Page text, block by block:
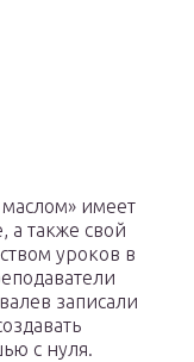
имеет
а также свой
уроков в
записали
с нуля.